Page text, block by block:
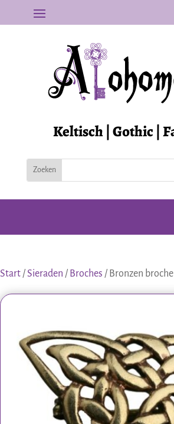
Keltisch | Gothic |
Start /Sieraden / Broches / Bronzen